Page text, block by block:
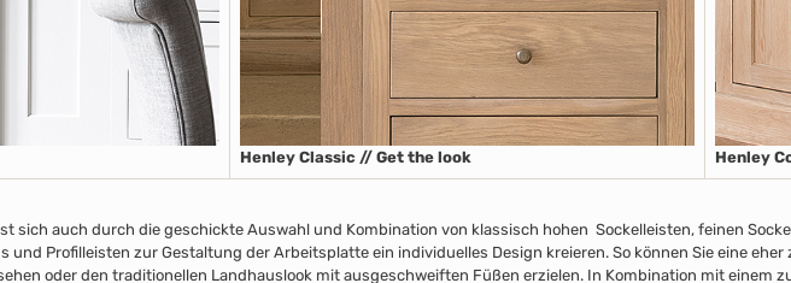
Henley Classic // Get the look Henley
sich auch durch die geschickte Auswahl und Kombination von klassisch hohen Sockelleisten, feinen
und Profilleisten zur Gestaltung der Arbeitsplatte ein individuelles Design kreieren. So können Sie eine
oder den traditionellen Landhauslook mit ausgeschweiften Füßen erzielen. In Kombination mit einem